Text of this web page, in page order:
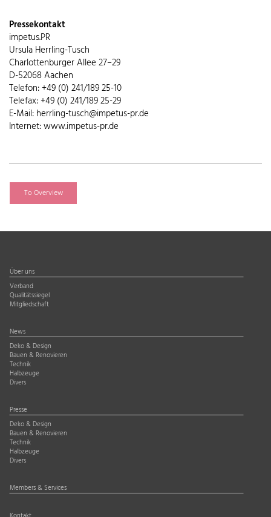
Pressekontakt
impetus.PR
Ursula Herrling-Tusch
Charlottenburger Allee 27–29
D-52068 Aachen
Telefon: +49 (0) 241/189 25-10
Telefax: +49 (0) 241/189 25-29
E-Mail: herrling-tusch@impetus-pr.de
Internet: www.impetus-pr.de
To Overview
Über uns
Verband
Qualitätssiegel
Mitgliedschaft
News
Deko & Design
Bauen & Renovieren
Technik
Halbzeuge
Divers
Presse
Deko & Design
Bauen & Renovieren
Technik
Halbzeuge
Divers
Members & Services